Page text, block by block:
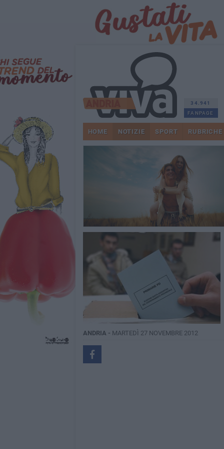
34.941
FANPAGE
HOME NOTIZIE SPORT RUBRICHE
ANDRIA - MARTEDÌ 27 NOVEMBRE 2012